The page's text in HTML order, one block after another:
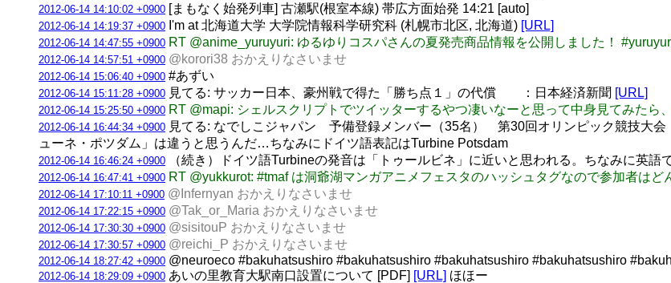
2012-06-14 14:10:02 +0900 [まもなく始発列車] 古瀬駅(根室本線) 帯広方面始発 14:21 [auto]
2012-06-14 14:19:37 +0900 I'm at 北海道大学 大学院情報科学研究科 (札幌市北区, 北海道) [URL]
2012-06-14 14:47:55 +0900 RT @anime_yuruyuri: ゆるゆりコスパさんの夏発売商品情報を公開しました！
2012-06-14 14:57:51 +0900 @korori38 おかえりなさいませ
2012-06-14 15:06:40 +0900 #あずい
2012-06-14 15:11:28 +0900 見てる: サッカー日本、豪州戦で得た「勝ち点１」の代償 ：日本経済新聞 [URL]
2012-06-14 15:25:50 +0900 RT @mapi: シェルスクリプトでツイッターするやつ凄いなーと思って中身見てみたら
2012-06-14 16:44:34 +0900 見てる: なでしこジャパン 予備登録メンバー（35名） 第30回オリンピック競技大
ューネ・ポツダム」は違うと思うんだ…ちなみにドイツ語表記はTurbine Potsdam
2012-06-14 16:46:24 +0900 （続き）ドイツ語Turbineの発音は「トゥールビネ」に近いと思われる。ちなみに英語
2012-06-14 16:47:41 +0900 RT @yukkurot: #tmaf は洞爺湖マンガアニメフェスタのハッシュタグなので参加者はど
2012-06-14 17:10:11 +0900 @Infernyan おかえりなさいませ
2012-06-14 17:22:15 +0900 @Tak_or_Maria おかえりなさいませ
2012-06-14 17:30:30 +0900 @sisitouP おかえりなさいませ
2012-06-14 17:30:57 +0900 @reichi_P おかえりなさいませ
2012-06-14 18:27:42 +0900 @neuroeco #bakuhatsushiro #bakuhatsushiro #bakuhatsushiro #bakuhatsushiro
2012-06-14 18:29:09 +0900 あいの里教育大駅南口設置について [PDF] [URL] ほほー